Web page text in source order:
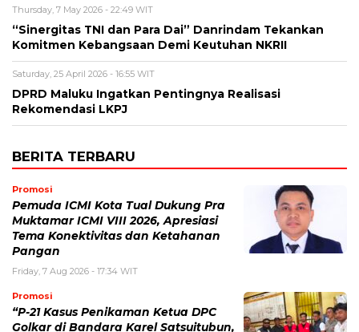
Thursday, 7 May 2026 - 22:49 WIT
“Sinergitas TNI dan Para Dai” Danrindam Tekankan
Komitmen Kebangsaan Demi Keutuhan NKRII ‎
Saturday, 25 April 2026 - 16:55 WIT
DPRD Maluku Ingatkan Pentingnya Realisasi
Rekomendasi LKPJ
BERITA TERBARU
Promosi
Pemuda ICMI Kota Tual Dukung Pra
Muktamar ICMI VIII 2026, Apresiasi
Tema Konektivitas dan Ketahanan
Pangan
Friday, 7 Aug 2026 - 17:34 WIT
Promosi
“P-21 Kasus Penikaman Ketua DPC
Golkar di Bandara Karel Satsuitubun,